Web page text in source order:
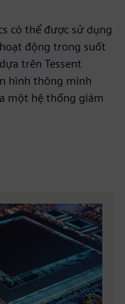
có thể được sử dụng
động trong suốt
trên Tessent
hình thông minh
một hệ thống giám